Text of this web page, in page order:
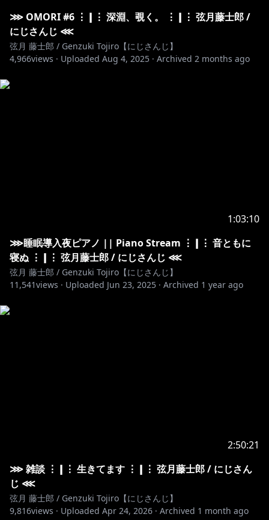
⋙ OMORI #6 ⋮❙⋮ 深淵、覗く。 ⋮❙⋮ 弦月藤士郎 /
にじさんじ ⋘
弦月 藤士郎 / Genzuki Tojiro【にじさんじ】
4,966views · Uploaded Aug 4, 2025 · Archived 2 months ago
1:03:10
⋙睡眠導入夜ピアノ || Piano Stream ⋮❙⋮ 音ともに
寝ぬ ⋮❙⋮ 弦月藤士郎 / にじさんじ ⋘
弦月 藤士郎 / Genzuki Tojiro【にじさんじ】
11,541views · Uploaded Jun 23, 2025 · Archived 1 year ago
2:50:21
⋙ 雑談 ⋮❙⋮ 生きてます ⋮❙⋮ 弦月藤士郎 / にじさん
じ ⋘
弦月 藤士郎 / Genzuki Tojiro【にじさんじ】
9,816views · Uploaded Apr 24, 2026 · Archived 1 month ago